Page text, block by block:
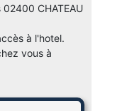
CHATEAU
à l'hotel.
vous à